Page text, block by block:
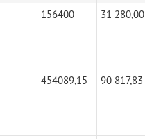
156400 31 280,00
454089,15 90 817,83